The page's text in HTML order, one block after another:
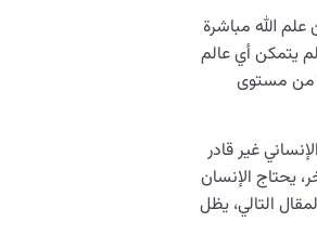
الله مباشرة
يتمكن أي عالم
من مستوى
غير قادر
يحتاج الإنسان
التالي، يظل